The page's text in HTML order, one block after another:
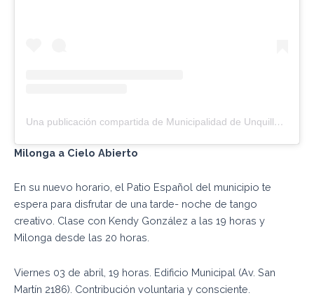
Una publicación compartida de Municipalidad de Unquillo (@muniunquillo)
Milonga a Cielo Abierto
En su nuevo horario, el Patio Español del municipio te
espera para disfrutar de una tarde- noche de tango
creativo. Clase con Kendy González a las 19 horas y
Milonga desde las 20 horas.
Viernes 03 de abril, 19 horas. Edificio Municipal (Av. San
Martín 2186). Contribución voluntaria y consciente.